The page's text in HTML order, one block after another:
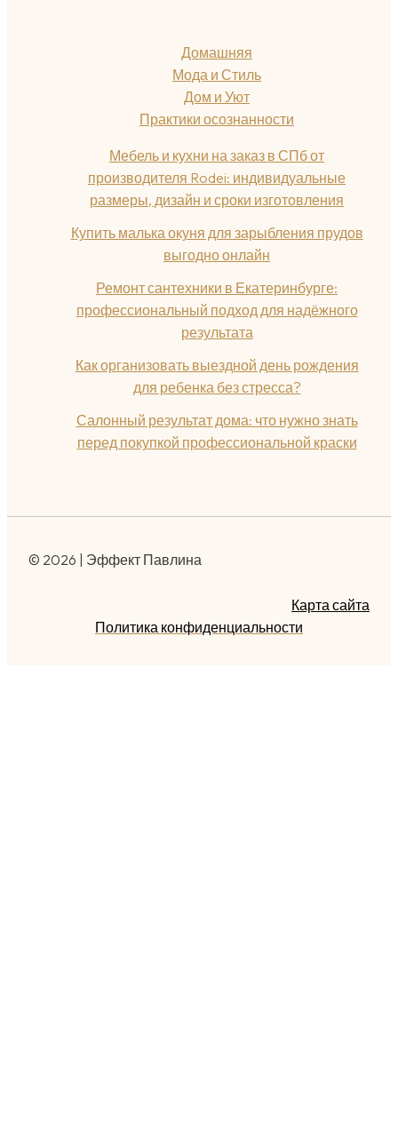
Домашняя
Мода и Стиль
Дом и Уют
Практики осознанности
Мебель и кухни на заказ в СПб от
производителя Rodei: индивидуальные
размеры, дизайн и сроки изготовления
Купить малька окуня для зарыбления прудов
выгодно онлайн
Ремонт сантехники в Екатеринбурге:
профессиональный подход для надёжного
результата
Как организовать выездной день рождения
для ребенка без стресса?
Салонный результат дома: что нужно знать
перед покупкой профессиональной краски
© 2026 | Эффект Павлина
Карта сайта
Политика конфиденциальности